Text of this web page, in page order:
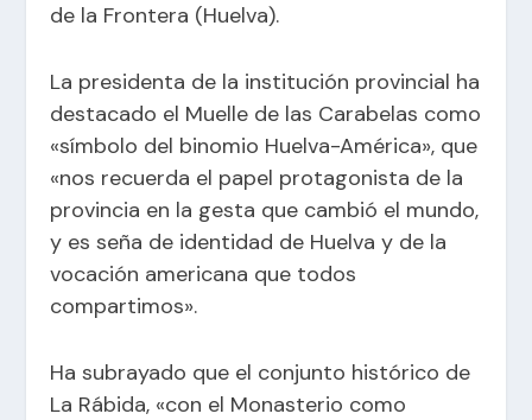
de la Frontera (Huelva).
La presidenta de la institución provincial ha
destacado el Muelle de las Carabelas como
«símbolo del binomio Huelva-América», que
«nos recuerda el papel protagonista de la
provincia en la gesta que cambió el mundo,
y es seña de identidad de Huelva y de la
vocación americana que todos
compartimos».
Ha subrayado que el conjunto histórico de
La Rábida, «con el Monasterio como